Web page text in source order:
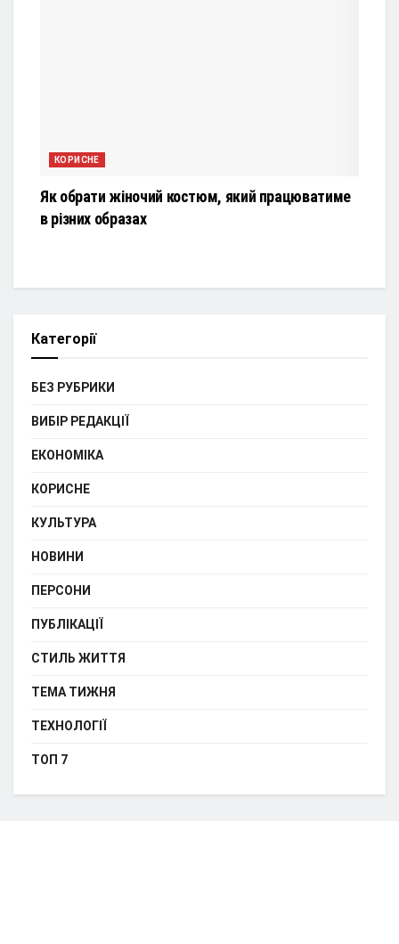
КОРИСНЕ
Як обрати жіночий костюм, який працюватиме
в різних образах
Категорії
БЕЗ РУБРИКИ
ВИБІР РЕДАКЦІЇ
ЕКОНОМІКА
КОРИСНЕ
КУЛЬТУРА
НОВИНИ
ПЕРСОНИ
ПУБЛІКАЦІЇ
СТИЛЬ ЖИТТЯ
ТЕМА ТИЖНЯ
ТЕХНОЛОГІЇ
ТОП 7